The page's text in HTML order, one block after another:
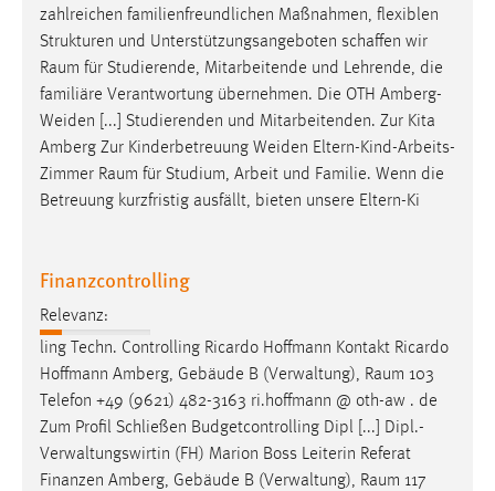
zahlreichen familienfreundlichen Maßnahmen, flexiblen
Strukturen und Unterstützungsangeboten schaffen wir
Raum für Studierende, Mitarbeitende und Lehrende, die
familiäre Verantwortung übernehmen. Die OTH Amberg-
Weiden [...] Studierenden und Mitarbeitenden. Zur Kita
Amberg Zur Kinderbetreuung Weiden Eltern-Kind-Arbeits-
Zimmer Raum für Studium, Arbeit und Familie. Wenn die
Betreuung kurzfristig ausfällt, bieten unsere Eltern-Ki
Finanzcontrolling
Relevanz:
ling Techn. Controlling Ricardo Hoffmann Kontakt Ricardo
Hoffmann Amberg, Gebäude B (Verwaltung), Raum 103
Telefon +49 (9621) 482-3163 ri.hoffmann @ oth-aw . de
Zum Profil Schließen Budgetcontrolling Dipl [...] Dipl.-
Verwaltungswirtin (FH) Marion Boss Leiterin Referat
Finanzen Amberg, Gebäude B (Verwaltung), Raum 117